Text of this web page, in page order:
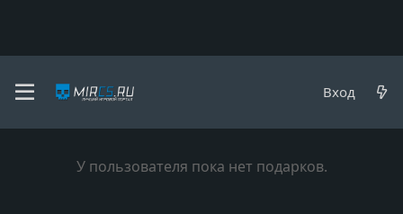
Вход
Пользователи
У пользователя пока нет подарков.